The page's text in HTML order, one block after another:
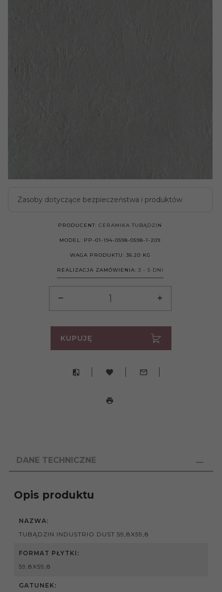
Zasoby dotyczące bezpieczeństwa i produktów
PRODUCENT:CERAMIKA TUBĄDZIN
MODEL: PP-01-194-0598-0598-1-209
WAGA PRODUKTU: 36.20 KG
REALIZACJA ZAMÓWIENIA: 3 - 5 DNI
KUPUJĘ
DANE TECHNICZNE
Opis produktu
NAZWA:
TUBĄDZIN INDUSTRIO DUST 59,8X59,8
FORMAT PŁYTKI:
59,8X59,8
GATUNEK: